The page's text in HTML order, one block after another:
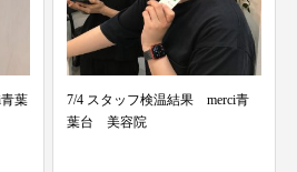
青
6/12 スタッフ検温結果 merci青葉
台 美容...